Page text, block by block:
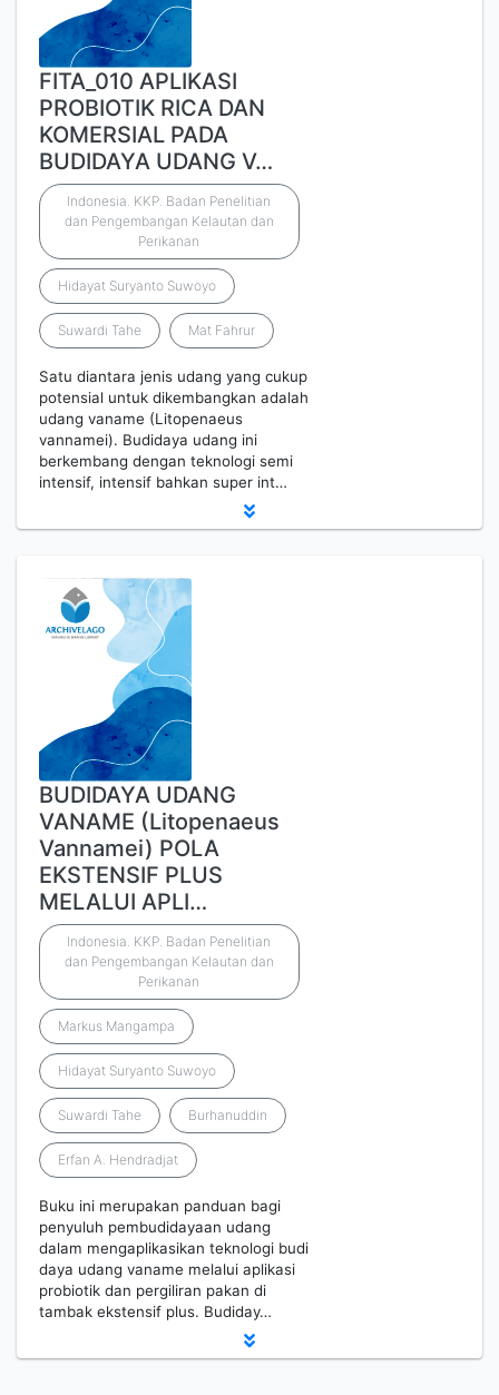
FITA_010 APLIKASI
PROBIOTIK RICA DAN
KOMERSIAL PADA
BUDIDAYA UDANG V…
Indonesia. KKP. Badan Penelitian
dan Pengembangan Kelautan dan
Perikanan
Hidayat Suryanto Suwoyo
Suwardi Tahe Mat Fahrur
Satu diantara jenis udang yang cukup
potensial untuk dikembangkan adalah
udang vaname (Litopenaeus
vannamei). Budidaya udang ini
berkembang dengan teknologi semi
intensif, intensif bahkan super int…
BUDIDAYA UDANG
VANAME (Litopenaeus
Vannamei) POLA
EKSTENSIF PLUS
MELALUI APLI…
Indonesia. KKP. Badan Penelitian
dan Pengembangan Kelautan dan
Perikanan
Markus Mangampa
Hidayat Suryanto Suwoyo
Suwardi Tahe Burhanuddin
Erfan A. Hendradjat
Buku ini merupakan panduan bagi
penyuluh pembudidayaan udang
dalam mengaplikasikan teknologi budi
daya udang vaname melalui aplikasi
probiotik dan pergiliran pakan di
tambak ekstensif plus. Budiday…